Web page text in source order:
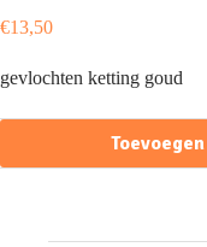
€13,50
gevlochten ketting goud